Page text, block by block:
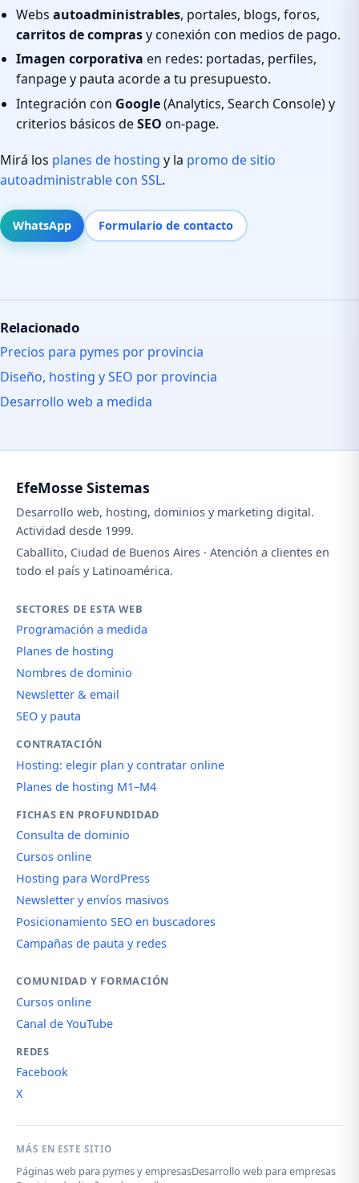
Webs autoadministrables, portales, blogs, foros,
carritos de comprasy conexión con medios de pago.
Imagen corporativa en redes: portadas, perfiles,
fanpage y pauta acorde a tu presupuesto.
Integración con Google(Analytics, Search Console) y
criterios básicos deSEO on-page.
Mirá los planes de hosting y la promo de sitio
autoadministrable con SSL.
WhatsApp Formulario de contacto
Relacionado
Precios para pymes por provincia
Diseño, hosting y SEO por provincia
Desarrollo web a medida
EfeMosse Sistemas
Desarrollo web, hosting, dominios y marketing digital.
Actividad desde 1999.
Caballito, Ciudad de Buenos Aires · Atención a clientes en
todo el país y Latinoamérica.
SECTORES DE ESTA WEB
Programación a medida
Planes de hosting
Nombres de dominio
Newsletter & email
SEO y pauta
CONTRATACIÓN
Hosting: elegir plan y contratar online
Planes de hosting M1–M4
FICHAS EN PROFUNDIDAD
Consulta de dominio
Cursos online
Hosting para WordPress
Newsletter y envíos masivos
Posicionamiento SEO en buscadores
Campañas de pauta y redes
COMUNIDAD Y FORMACIÓN
Cursos online
Canal de YouTube
REDES
Facebook
X
MÁS EN ESTE SITIO
Páginas web para pymes y empresasDesarrollo web para empresas